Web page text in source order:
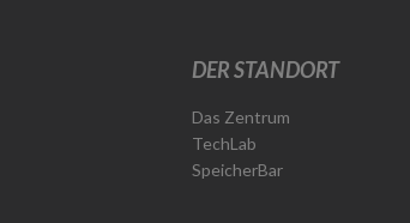
DER STANDORT
Das Zentrum
TechLab
SpeicherBar